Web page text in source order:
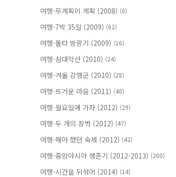
여행-무계획이 계획 (2008) (8)
여행-7박 35일 (2009) (62)
여행-몰타 방랑기 (2009) (16)
여행-삼대악산 (2010) (24)
여행-겨울 강행군 (2010) (28)
여행-뜨거운 마음 (2011) (40)
여행-월요일에 가자 (2012) (29)
여행-두 개의 장벽 (2012) (47)
여행-해야 했던 숙제 (2012) (42)
여행-중앙아시아 생존기 (2012-2013) (200)
여행-시간을 뒤섞어 (2014) (14)